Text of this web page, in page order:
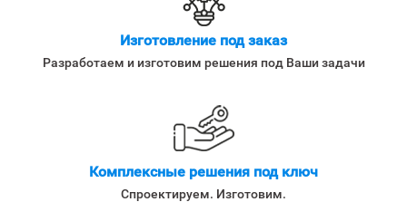
Изготовление под заказ
Разработаем и изготовим решения под Ваши задачи
Комплексные решения под ключ
Спроектируем. Изготовим.